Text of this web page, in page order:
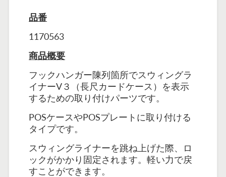
品番
1170563
商品概要
フックハンガー陳列箇所でスウィングラ
イナーV３（長尺カードケース）を表示
するための取り付けパーツです。
POSケースやPOSプレートに取り付ける
タイプです。
スウィングライナーを跳ね上げた際、ロ
ックがかかり固定されます。軽い力で戻
すことができます。